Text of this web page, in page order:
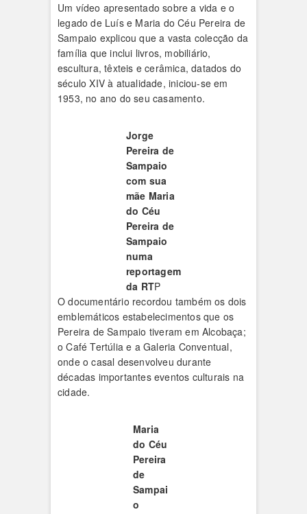
Um vídeo apresentado sobre a vida e o
legado de Luís e Maria do Céu Pereira de
Sampaio explicou que a vasta colecção da
família que inclui livros, mobiliário,
escultura, têxteis e cerâmica, datados do
século XIV à atualidade, iniciou-se em
1953, no ano do seu casamento.
Jorge
Pereira de
Sampaio
com sua
mãe Maria
do Céu
Pereira de
Sampaio
numa
reportagem
da RTP
O documentário recordou também os dois
emblemáticos estabelecimentos que os
Pereira de Sampaio tiveram em Alcobaça;
o Café Tertúlia e a Galeria Conventual,
onde o casal desenvolveu durante
décadas importantes eventos culturais na
cidade.
Maria
do Céu
Pereira
de
Sampai
o